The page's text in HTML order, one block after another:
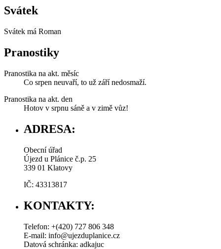
Svátek
Svátek má Roman
Pranostiky
Pranostika na akt. měsíc
Co srpen neuvaří, to už září nedosmaží.
Pranostika na akt. den
Hotov v srpnu sáně a v zimě vůz!
ADRESA:
Obecní úřad
Újezd u Plánice č.p. 25
339 01 Klatovy
IČ: 43313817
KONTAKTY:
Telefon: +(420) 727 806 348
E-mail: info@ujezduplanice.cz
Datová schránka: adkajuc